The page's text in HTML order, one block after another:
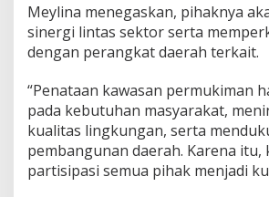
Meylina menegaskan, pihaknya
sinergi lintas sektor serta
dengan perangkat daerah terkait.
“Penataan kawasan permukiman
pada kebutuhan masyarakat,
kualitas lingkungan, serta
pembangunan daerah. Karena itu,
partisipasi semua pihak menjadi